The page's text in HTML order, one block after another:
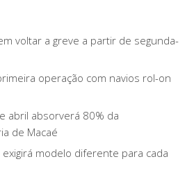
voltar a greve a partir de segunda-
operação com navios rol-on
abril absorverá 80% da
de Macaé
exigirá modelo diferente para cada